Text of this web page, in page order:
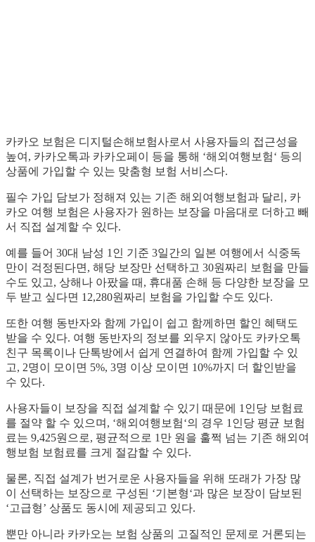
카카오 보험은 디지털손해보험사로서 사용자들의 접근성을
높여, 카카오톡과 카카오페이 등을 통해 ‘해외여행보험‘ 등의
상품에 가입할 수 있는 맞춤형 보험 서비스다.
필수 가입 담보가 정해져 있는 기존 해외여행보험과 달리, 카
카오 여행 보험은 사용자가 원하는 보장을 마음대로 더하고 빼
서 직접 설계할 수 있다.
예를 들어 30대 남성 1인 기준 3일간의 일본 여행에서 식중독
만이 걱정된다면, 해당 보장만 선택하고 30원짜리 보험을 만들
수도 있고, 상해나 아팠을 때, 휴대품 손해 등 다양한 보장을 모
두 받고 싶다면 12,280원짜리 보험을 가입할 수도 있다.
또한 여행 동반자와 함께 가입이 쉽고 함께하면 할인 혜택도
받을 수 있다. 여행 동반자의 정보를 외우지 않아도 카카오톡
친구 목록이나 단톡방에서 쉽게 연결하여 함께 가입할 수 있
고, 2명이 모이면 5%, 3명 이상 모이면 10%까지 더 할인받을
수 있다.
사용자들이 보장을 직접 설계할 수 있기 때문에 1인당 보험료
를 절약 할 수 있으며, ‘해외여행보험‘의 경우 1인당 평균 보험
료는 9,425원으로, 평균적으로 1만 원을 훌쩍 넘는 기존 해외여
행보험 보험료를 크게 절감할 수 있다.
물론, 직접 설계가 번거로운 사용자들을 위해 또래가 가장 많
이 선택하는 보장으로 구성된 ‘기본형‘과 많은 보장이 담보된
‘고급형’ 상품도 동시에 제공되고 있다.
뿐만 아니라 카카오는 보험 상품의 고질적인 문제로 거론되는